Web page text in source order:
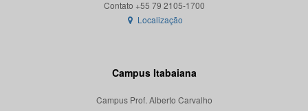
Localização
Campus Itabaiana
Campus Prof. Alberto Carvalho